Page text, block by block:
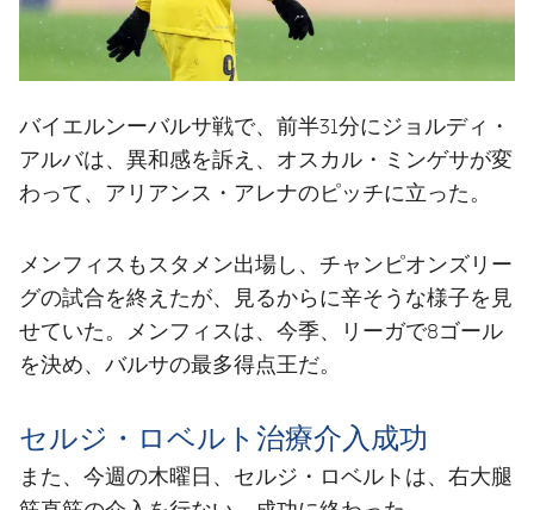
バイエルンーバルサ戦で、前半31分にジョルディ・
アルバは、異和感を訴え、オスカル・ミンゲサが変
わって、アリアンス・アレナのピッチに立った。
メンフィスもスタメン出場し、チャンピオンズリー
グの試合を終えたが、見るからに辛そうな様子を見
せていた。メンフィスは、今季、リーガで8ゴール
を決め、バルサの最多得点王だ。
セルジ・ロベルト治療介入成功
また、今週の木曜日、セルジ・ロベルトは、右大腿